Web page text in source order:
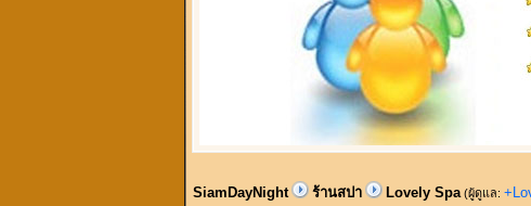
SiamDayNight ร้านสปา Lovely Spa (ผู้ดูแล: